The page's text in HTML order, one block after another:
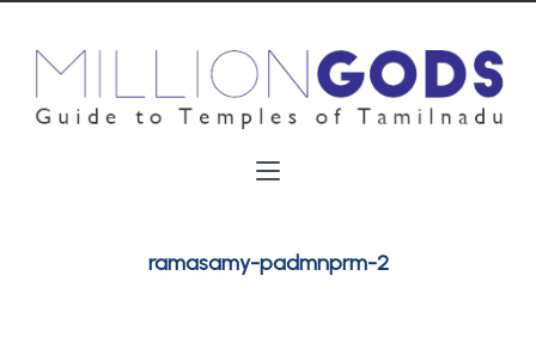
ramasamy-padmnprm-2